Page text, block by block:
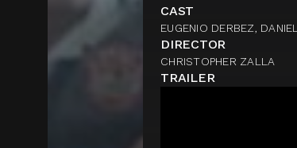
CAST
EUGENIO DERBEZ,
DIRECTOR
CHRISTOPHER ZALLA
TRAILER